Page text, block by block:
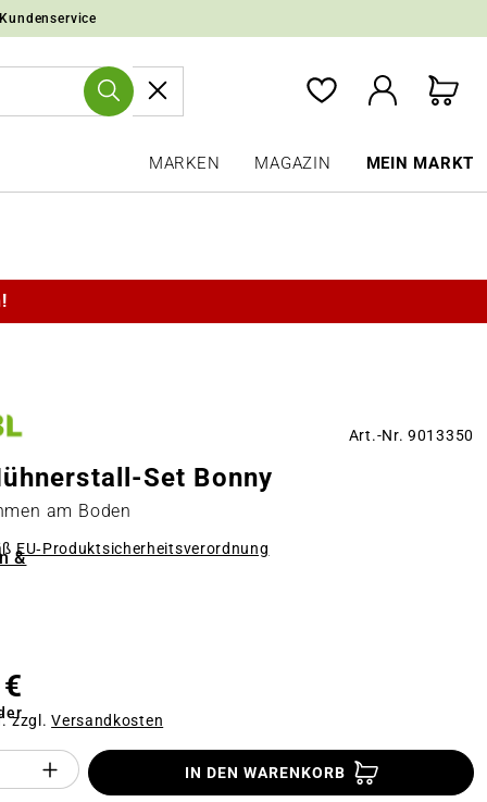
MARKEN MAGAZIN MEIN MARKT
&
Art.-Nr. 9013350
Set Bonny
am Boden
EU‑Produktsicherheitsverordnung
zzgl.Versandkosten
des Produktes "%product%":
IN DEN WARENKORB